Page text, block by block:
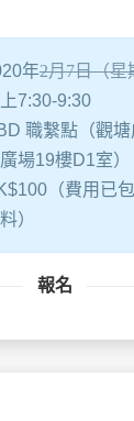
年2月7日（星
7:30-9:30
職繫點（觀
場19樓D1室）
（費用已
）
報名